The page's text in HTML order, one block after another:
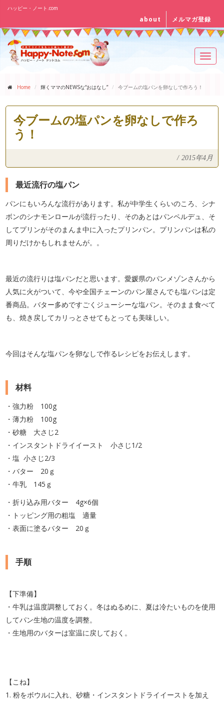
ハッピー・ノート.com
about メルマガ登録
Home 輝くママのNEWSな“おはなし” 今ブームの塩パンを卵なしで作ろう！
今ブームの塩パンを卵なしで作ろ
う！
/ 2015年4月
最近流行の塩パン
パンにもいろんな流行があります。私が中学生くらいのころ、シナ
ボンのシナモンロールが流行ったり、そのあとはパンペルデュ、そ
してプリンがそのまんま中に入ったプリンパン。プリンパンは私の
周りだけかもしれませんが。。
最近の流行りは塩パンだと思います。愛媛県のパンメゾンさんから
人気に火がついて、今や全国チェーンのパン屋さんでも塩パンは定
番商品。バター多めですごくジューシーな塩パン。そのまま食べて
も、焼き戻してカリっとさせてもとっても美味しい。
今回はそんな塩パンを卵なしで作るレシピをお伝えします。
材料
・強力粉 100g
・薄力粉 100g
・砂糖 大さじ2
・インスタントドライイースト 小さじ1/2
・塩 小さじ2/3
・バター 20ｇ
・牛乳 145ｇ
・折り込み用バター 4g×6個
・トッピング用の粗塩 適量
・表面に塗るバター 20ｇ
手順
【下準備】
・牛乳は温度調整しておく。冬はぬるめに、夏は冷たいものを使用
してパン生地の温度を調整。
・生地用のバターは室温に戻しておく。
【こね】
1. 粉をボウルに入れ、砂糖・インスタントドライイーストを加え